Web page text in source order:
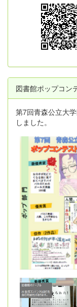
図書館ポップコン
第7回青森公立大
しました。